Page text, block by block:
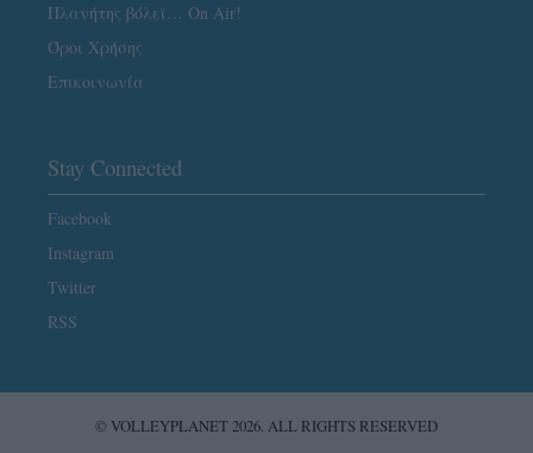
Πλανήτης βόλεϊ… On Air!
Όροι Χρήσης
Επικοινωνία
Stay Connected
Facebook
Instagram
Twitter
RSS
© VOLLEYPLANET 2026. ALL RIGHTS RESERVED